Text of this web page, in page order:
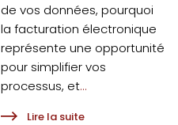
de vos données, pourquoi
la facturation électronique
représente une opportunité
pour simplifier vos
processus, et...
Lire la suite